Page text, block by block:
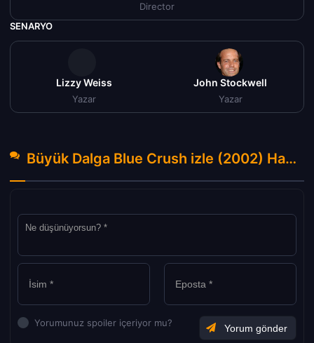
Director
SENARYO
Lizzy Weiss
Yazar
John Stockwell
Yazar
Büyük Dalga Blue Crush izle (2002) Hakkında Yorumlar
Yorumunuz spoiler içeriyor mu?